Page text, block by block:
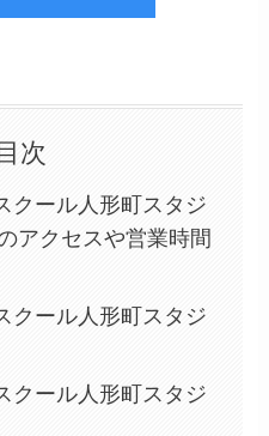
目次
クール人形町スタジ
アクセスや営業時間
クール人形町スタジ
クール人形町スタジ